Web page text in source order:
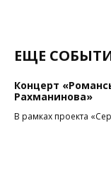
ЕЩЕ
Концерт
Рахманинова»
В рамках проекта